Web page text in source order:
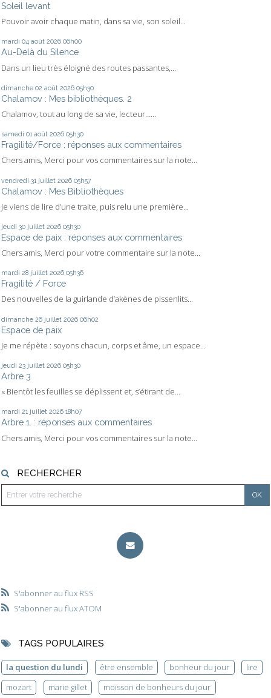
Soleil levant
Pouvoir avoir chaque matin, dans sa vie, son soleil...
mardi 04 août 2026 06h00
Au-Delà du Silence
Dans un lieu très éloigné des routes passantes,...
dimanche 02 août 2026 05h30
Chalamov : Mes bibliothèques. 2
Chalamov, tout au long de sa vie, lecteur…...
samedi 01 août 2026 05h30
Fragilité/Force : réponses aux commentaires
Chers amis, Merci pour vos commentaires sur la note...
vendredi 31 juillet 2026 05h57
Chalamov : Mes Bibliothèques
Je viens de lire d’une traite, puis relu une première...
jeudi 30 juillet 2026 05h30
Espace de paix : réponses aux commentaires
Chers amis, Merci pour votre commentaire sur la note...
mardi 28 juillet 2026 05h36
Fragilité / Force
Des nouvelles de la guirlande d’akènes de pissenlits...
dimanche 26 juillet 2026 06h02
Espace de paix
Je me répète : soyons chacun, corps et âme, un espace...
jeudi 23 juillet 2026 05h30
Arbre 3
« Bientôt les feuilles se déplissent et, s’étirant de...
mardi 21 juillet 2026 18h07
Arbre 1. : réponses aux commentaires
Chers amis, Merci pour vos commentaires sur la note...
RECHERCHER
S'abonner au flux RSS
S'abonner au flux ATOM
TAGS POPULAIRES
la question du lundi être ensemble bonheur du jour
lire
mozart
marie gillet
moisson de bonheurs du jour